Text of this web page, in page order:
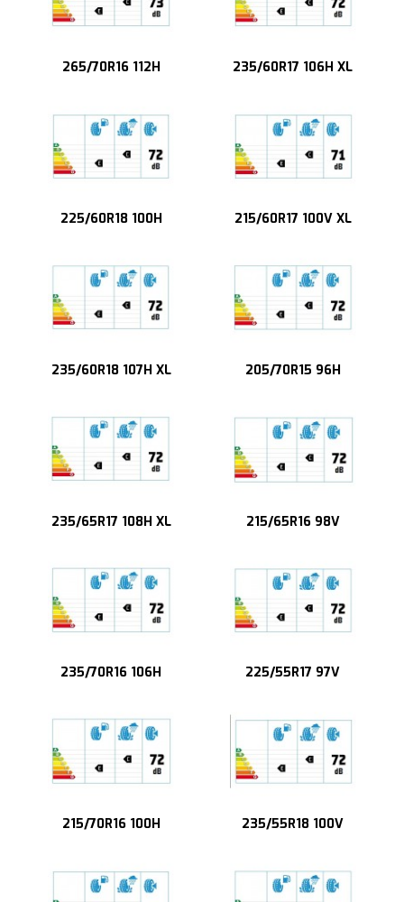
265/70R16 112H 235/60R17 106H XL
225/60R18 100H 215/60R17 100V XL
235/60R18 107H XL 205/70R15 96H
235/65R17 108H XL 215/65R16 98V
235/70R16 106H 225/55R17 97V
215/70R16 100H 235/55R18 100V